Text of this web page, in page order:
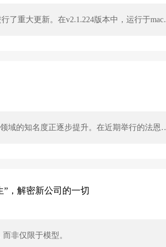
了重大更新。在v2.1.224版本中，运行于
域的知名度正逐步提升。在近期举行的法恩
”，解密新公司的一切
非仅限于模型。